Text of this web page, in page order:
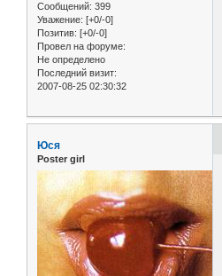
Сообщений: 399
Уважение: [+0/-0]
Позитив: [+0/-0]
Провел на форуме:
Не определено
Последний визит:
2007-08-25 02:30:32
Юся
Poster girl